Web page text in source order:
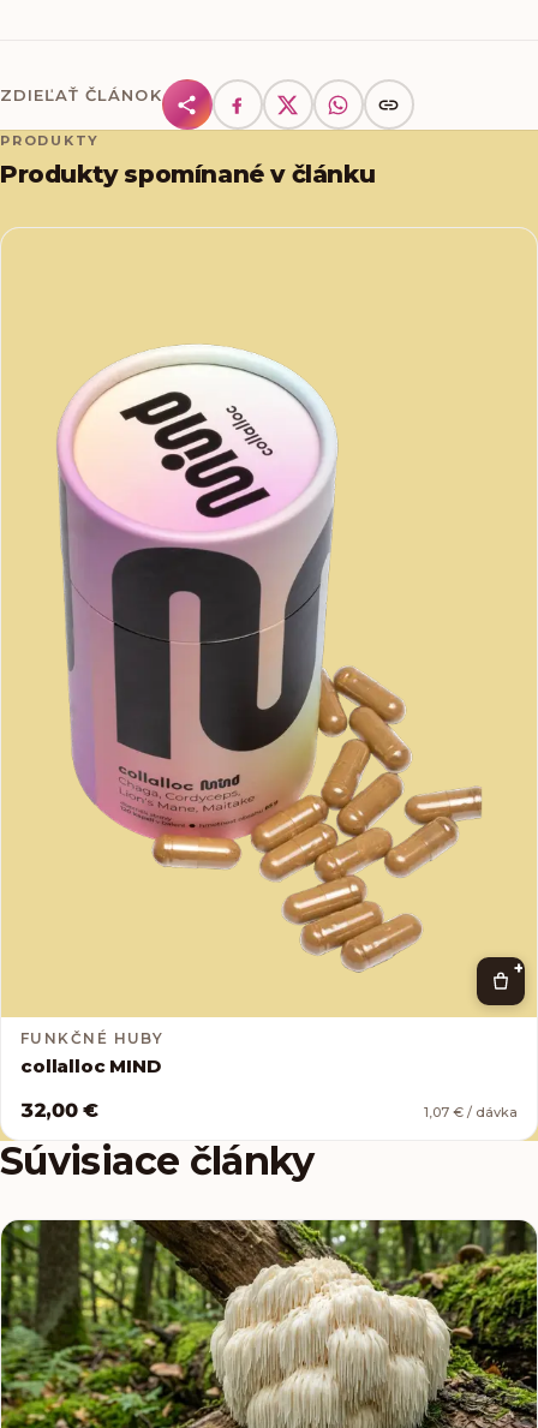
ZDIEĽAŤ ČLÁNOK
PRODUKTY
Produkty spomínané v článku
+
FUNKČNÉ HUBY
collalloc MIND
32,00 €
1,07 € / dávka
Súvisiace články